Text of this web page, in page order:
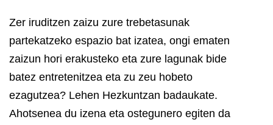
Zer iruditzen zaizu zure trebetasunak
partekatzeko espazio bat izatea, ongi ematen
zaizun hori erakusteko eta zure lagunak bide
batez entretenitzea eta zu zeu hobeto
ezagutzea? Lehen Hezkuntzan badaukate.
Ahotsenea du izena eta ostegunero egiten da